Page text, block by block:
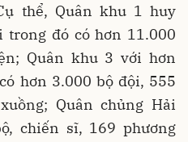
thể, Quân khu 1 huy
trong đó có hơn 11.000
Quân khu 3 với hơn
hơn 3.000 bộ đội, 555
Quân chủng Hải
chiến sĩ, 169 phương